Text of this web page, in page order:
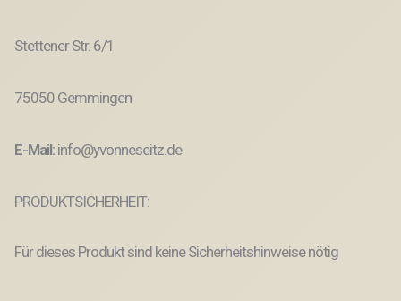
Stettener Str. 6/1
75050 Gemmingen
E-Mail: info@yvonneseitz.de
PRODUKTSICHERHEIT:
Für dieses Produkt sind keine Sicherheitshinweise nötig